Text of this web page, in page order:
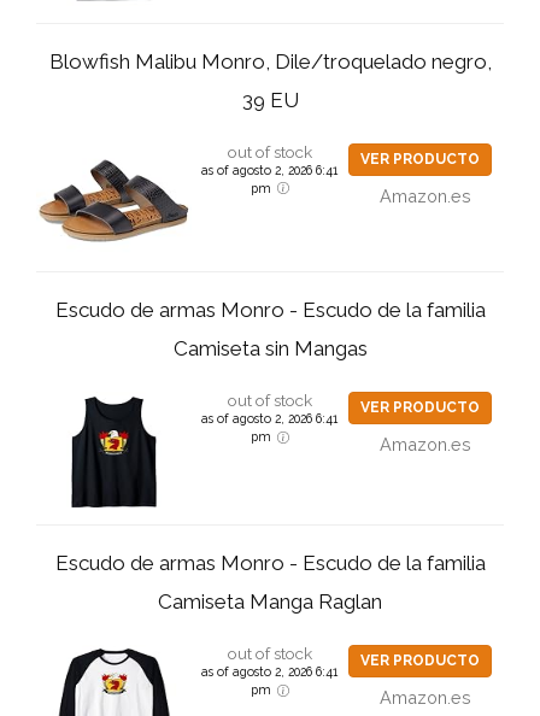
Blowfish Malibu Monro, Dile/troquelado negro,
39 EU
out of stock
as of agosto 2, 2026 6:41
pm
VER PRODUCTO
Amazon.es
Escudo de armas Monro - Escudo de la familia
Camiseta sin Mangas
out of stock
as of agosto 2, 2026 6:41
pm
VER PRODUCTO
Amazon.es
Escudo de armas Monro - Escudo de la familia
Camiseta Manga Raglan
out of stock
as of agosto 2, 2026 6:41
pm
VER PRODUCTO
Amazon.es